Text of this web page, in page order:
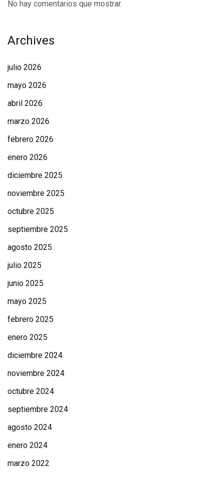
No hay comentarios que mostrar.
Archives
julio 2026
mayo 2026
abril 2026
marzo 2026
febrero 2026
enero 2026
diciembre 2025
noviembre 2025
octubre 2025
septiembre 2025
agosto 2025
julio 2025
junio 2025
mayo 2025
febrero 2025
enero 2025
diciembre 2024
noviembre 2024
octubre 2024
septiembre 2024
agosto 2024
enero 2024
marzo 2022